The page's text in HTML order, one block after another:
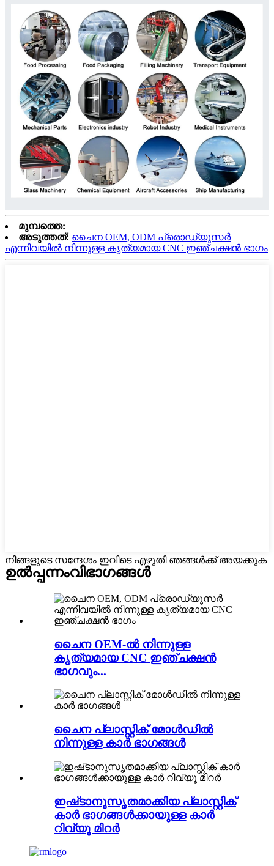
മുമ്പത്തെ:
അടുത്തത്: ചൈന OEM, ODM പ്രൊഡ്യൂസർ
എന്നിവയിൽ നിന്നുള്ള കൃത്യമായ CNC ഇഞ്ചക്ഷൻ ഭാഗം
നിങ്ങളുടെ സന്ദേശം ഇവിടെ എഴുതി ഞങ്ങൾക്ക് അയക്കുക
ഉൽപ്പന്നംവിഭാഗങ്ങൾ
ചൈന OEM-ൽ നിന്നുള്ള
കൃത്യമായ CNC ഇഞ്ചക്ഷൻ
ഭാഗവും...
ചൈന പ്ലാസ്റ്റിക് മോൾഡിൽ
നിന്നുള്ള കാർ ഭാഗങ്ങൾ
ഇഷ്‌ടാനുസൃതമാക്കിയ പ്ലാസ്റ്റിക്
കാർ ഭാഗങ്ങൾക്കായുള്ള കാർ
റിവ്യൂ മിറർ